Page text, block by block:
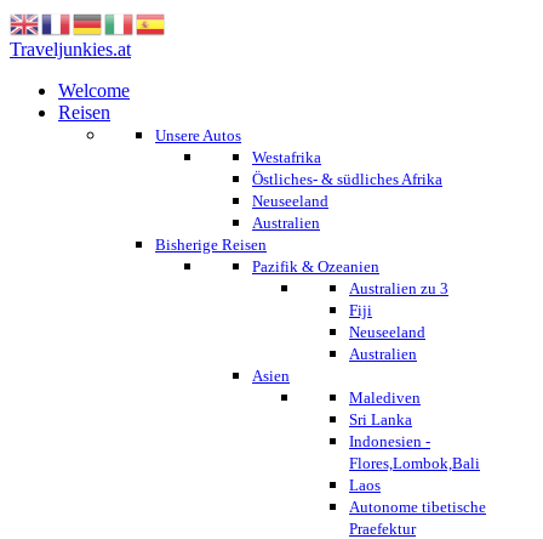
Traveljunkies.at
Welcome
Reisen
Unsere Autos
Westafrika
Östliches- & südliches Afrika
Neuseeland
Australien
Bisherige Reisen
Pazifik & Ozeanien
Australien zu 3
Fiji
Neuseeland
Australien
Asien
Malediven
Sri Lanka
Indonesien -
Flores,Lombok,Bali
Laos
Autonome tibetische
Praefektur